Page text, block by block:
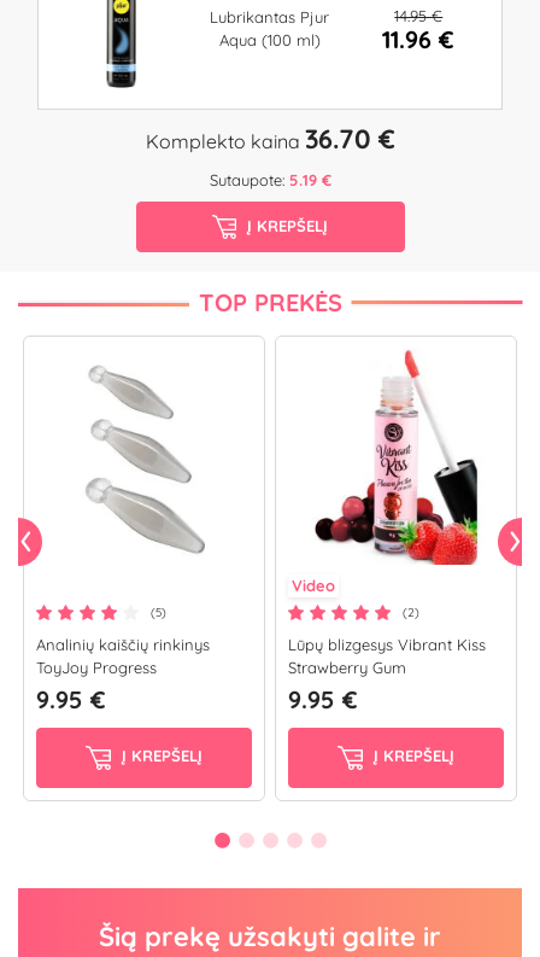
Lubrikantas Pjur
Aqua (100 ml)
14.95 €
11.96 €
Komplekto kaina 36.70 €
Sutaupote: 5.19 €
Į KREPŠELĮ
TOP PREKĖS
(5)
Analinių kaiščių rinkinys
ToyJoy Progress
9.95 €
Į KREPŠELĮ
Video
(2)
Lūpų blizgesys Vibrant Kiss
Strawberry Gum
9.95 €
Į KREPŠELĮ
Šią prekę užsakyti galite ir